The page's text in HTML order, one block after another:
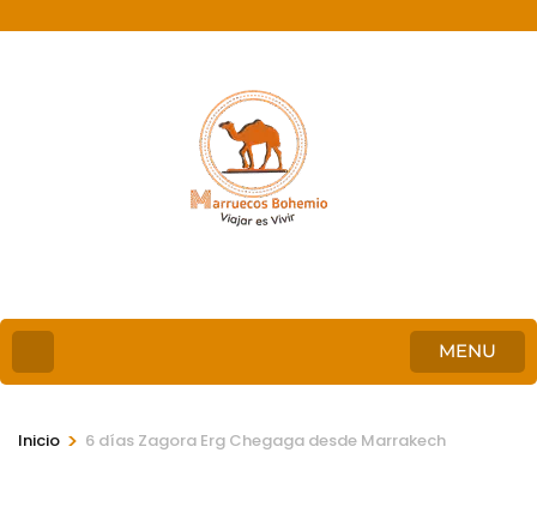
MENU
Inicio > 6 días Zagora Erg Chegaga desde Marrakech